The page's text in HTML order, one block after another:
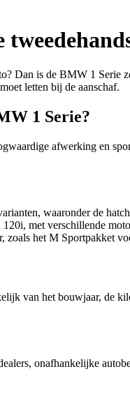
Dan is de BMW 1
letten bij de aanschaf.
1 Serie?
afwerking en
waaronder de
met verschillende
zoals het M Sportpakket
van het bouwjaar, de
onafhankelijke